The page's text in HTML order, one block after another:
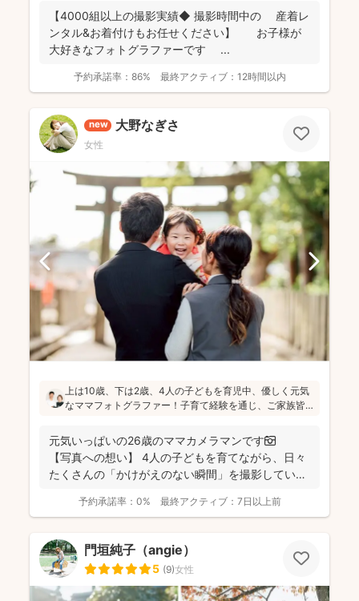
【4000組以上の撮影実績◆ 撮影時間中の 産着レ
ンタル&お着付けもお任せください】 お子様が
大好きなフォトグラファーです ...
予約承諾率： 86% 最終アクティブ： 12時間以内
new 大野なぎさ
女性
上は10歳、下は2歳、4人の子どもを育児中、優しく元気
なママフォトグラファー！子育て経験を通じ、ご家族皆
ちを大切にしています！お子さんに無理がないよう、お
喋りしながら楽しく撮影していきます(^^)
元気いっぱいの26歳のママカメラマンです📷
【写真への想い】 4人の子どもを育てながら、日々
たくさんの「かけがえのない瞬間」を撮影してい
予約承諾率： 0% 最終アクティブ： 7日以上前
門垣純子（angie）
5 (9)女性